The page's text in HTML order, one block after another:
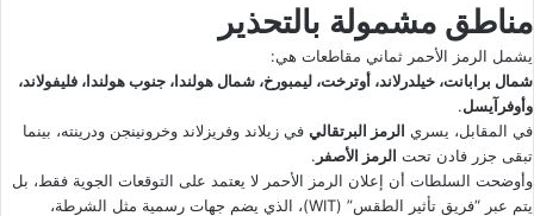
مناطق مشمولة بالتحذير
يشمل الرمز الأحمر ثماني مقاطعات هي:
شمال برابانت، خيلدرلاند، أوترخت، ليمبورخ، شمال هولندا، جنوب هولندا، فليفولاند،
وأوفرآيسل.
في المقابل، يسري الرمز البرتقالي في زيلاند وفريزلاند وخرونينجن ودرينته، بينما
تبقى جزر فادن تحت الرمز الأصفر .
وأوضحت السلطات أن إعلان الرمز الأحمر لا يعتمد على التوقعات الجوية فقط، بل
يتم عبر “فريق تأثير الطقس” (WIT)، الذي يضم جهات رسمية مثل الشرطة،